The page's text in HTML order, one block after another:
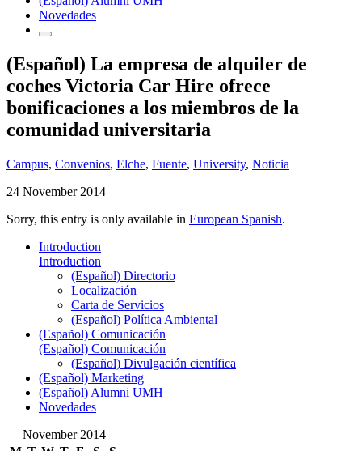
Novedades
(Español) La empresa de alquiler de
coches Victoria Car Hire ofrece
bonificaciones a los miembros de la
comunidad universitaria
Campus, Convenios, Elche, Fuente, University, Noticia
24 November 2014
Sorry, this entry is only available in European Spanish.
Introduction
Introduction
(Español) Directorio
Localización
Carta de Servicios
(Español) Política Ambiental
(Español) Comunicación
(Español) Comunicación
(Español) Divulgación científica
(Español) Marketing
(Español) Alumni UMH
Novedades
November 2014